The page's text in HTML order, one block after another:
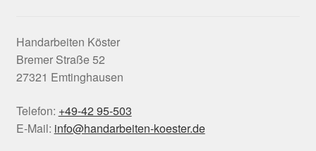
Handarbeiten Köster
Bremer Straße 52
27321 Emtinghausen
Telefon: +49-42 95-503
E-Mail: info@handarbeiten-koester.de